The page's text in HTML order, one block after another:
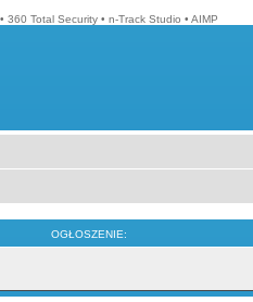
• 360 Total Security • n-Track Studio • AIMP
OGŁOSZENIE: